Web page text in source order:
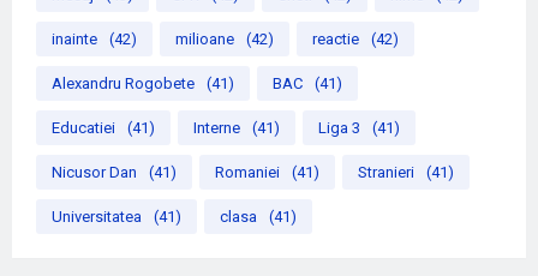
inainte (42) milioane (42) reactie (42)
Alexandru Rogobete (41) BAC (41)
Educatiei (41) Interne (41) Liga 3 (41)
Nicusor Dan (41) Romaniei (41) Stranieri (41)
Universitatea (41) clasa (41)